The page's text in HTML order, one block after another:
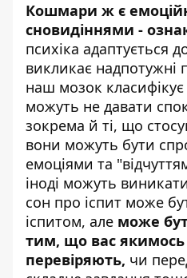
Кошмари ж є
сновидіннями -
психіка адаптується
викликає надпотужні
наш мозок класифікує
можуть не давати
зокрема й ті, що
вони можуть бути
емоціями та
іноді можуть
сон про іспит може
іспитом, але може
тим, що вас
перевіряють, чи